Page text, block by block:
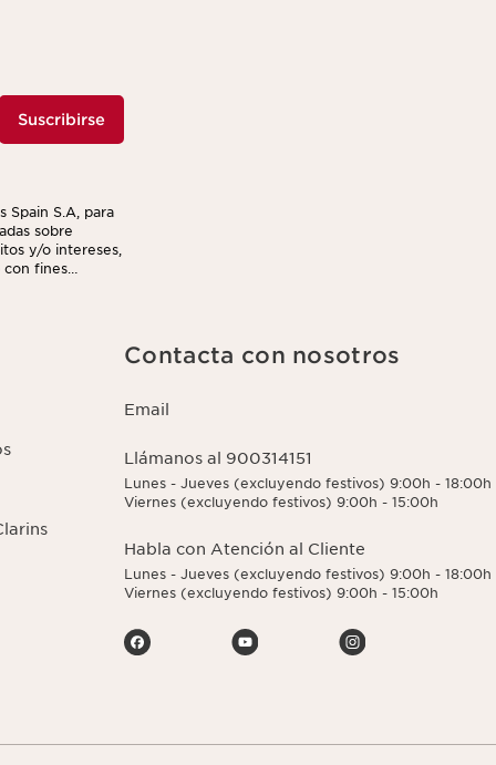
Suscribirse
Spain S.A, para
sobre
y/o intereses,
con fines
para
Contacta con nosotros
Email
Llámanos al 900314151
Lunes - Jueves (excluyendo festivos) 9:00h - 18:00h
Viernes (excluyendo festivos) 9:00h - 15:00h
Habla con Atención al Cliente
Lunes - Jueves (excluyendo festivos) 9:00h - 18:00h
Viernes (excluyendo festivos) 9:00h - 15:00h